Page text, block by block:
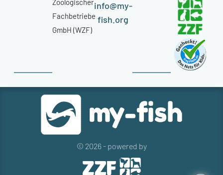
Zoologischer
Fachbetriebe
GmbH (WZF)
info@my-
fish.org
© 2026 - powered by